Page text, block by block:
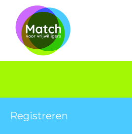
Home
Activiteiten
Projecten
Over Match
Registreren